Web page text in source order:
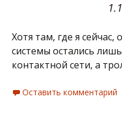
Хотя там, где я сейчас,
системы остались
контактной сети, а
Оставить комментарий